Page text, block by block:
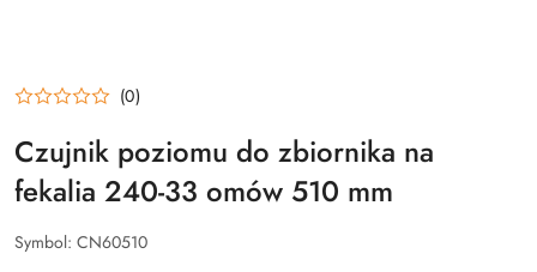
(0)
Czujnik poziomu do zbiornika na
fekalia 240-33 omów 510 mm
Symbol: CN60510